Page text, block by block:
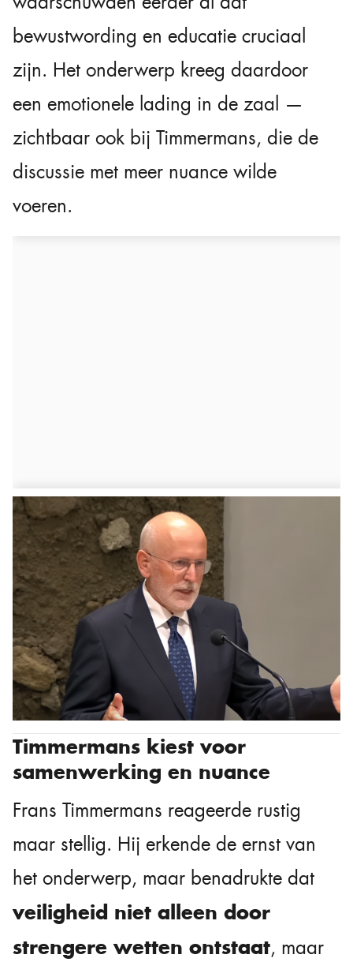
bewustwording en educatie cruciaal
zijn. Het onderwerp kreeg daardoor
een emotionele lading in de zaal —
zichtbaar ook bij Timmermans, die de
discussie met meer nuance wilde
voeren.
Timmermans kiest voor
samenwerking en nuance
Frans Timmermans reageerde rustig
maar stellig. Hij erkende de ernst van
het onderwerp, maar benadrukte dat
veiligheid niet alleen door
strengere wetten ontstaat, maar